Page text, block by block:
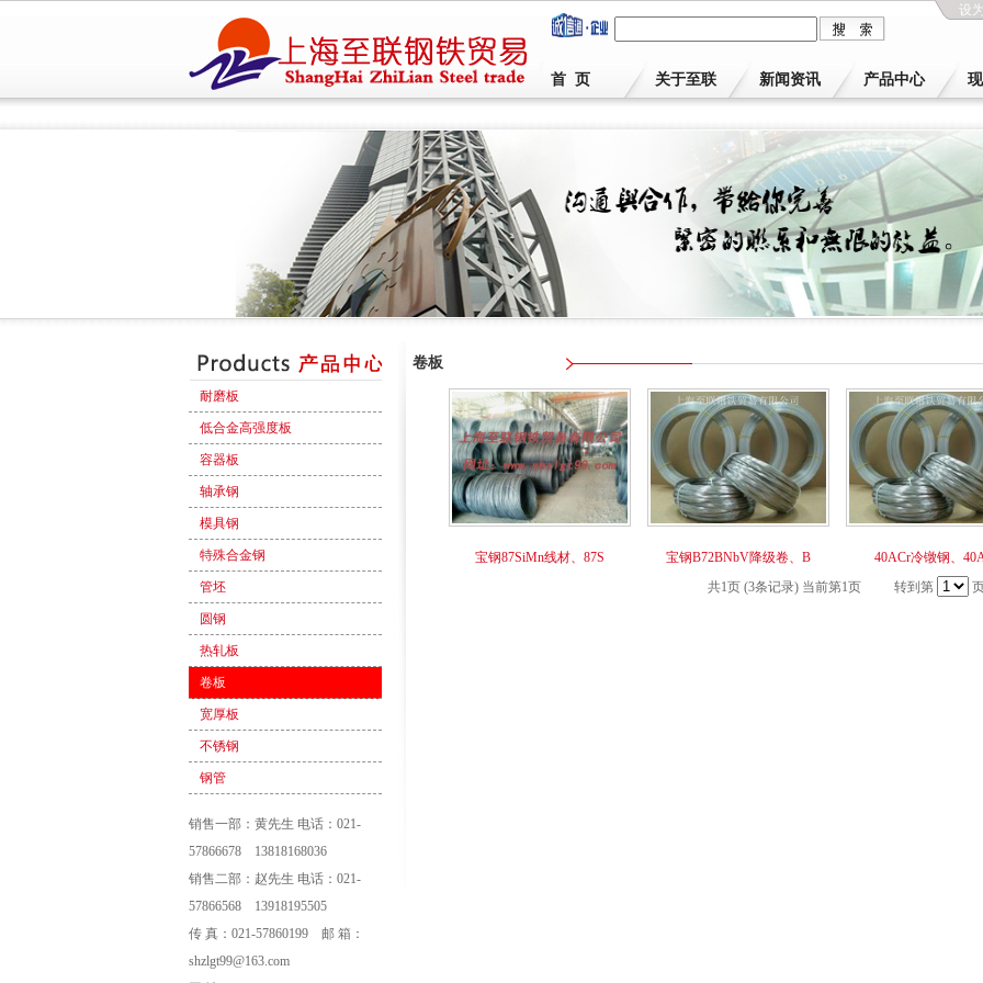
设
首 页 关于至联 新闻资讯 产品中心
耐磨板
低合金高强度板
容器板
轴承钢
模具钢
特殊合金钢
管坯
圆钢
热轧板
卷板
宽厚板
不锈钢
钢管
销售一部：黄先生 电话：021-
57866678 13818168036
销售二部：赵先生 电话：021-
57866568 13918195505
传 真：021-57860199 邮 箱：
shzlgt99@163.com
卷板
宝钢87SiMn线材、87S 宝钢B72BNbV降级卷、B
40ACr冷镦钢、
共1页 (3条记录) 当前第1页 转到第